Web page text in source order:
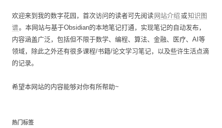
欢迎来到我的数字花园，首次访问的读者可先阅读 网站介绍 或知识图
谱。本网站与基于Obsidian的本地笔记打通，实现笔记的自动发布，
内容涵盖广泛，包括但不限于数学、编程、算法、金融、医疗、AI等
领域，除此之外还有很多课程/书籍/论文学习笔记，以及些许生活点滴
的记录。
希望本网站的内容能够对你有所帮助~
热门标签